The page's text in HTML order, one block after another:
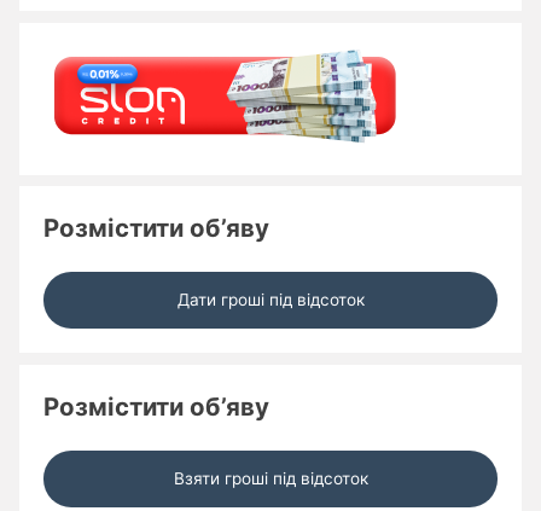
Розмістити об’яву
Дати гроші під відсоток
Розмістити об’яву
Взяти гроші під відсоток